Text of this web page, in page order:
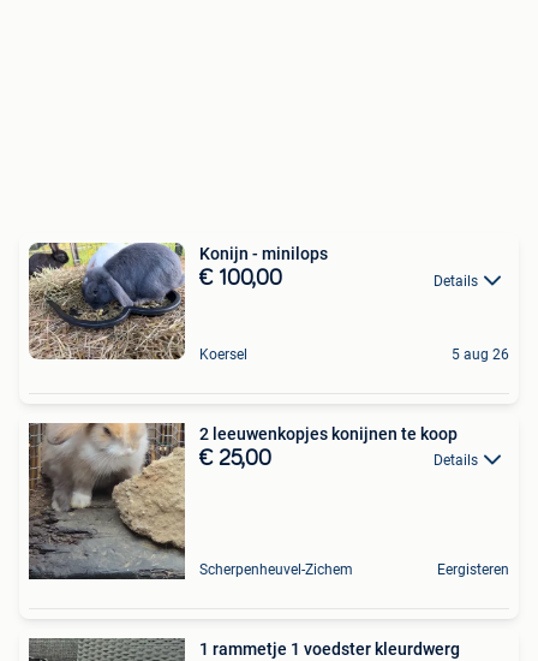
Konijn - minilops
€ 100,00 Details
Koersel 5 aug 26
2 leeuwenkopjes konijnen te koop
€ 25,00 Details
Scherpenheuvel-Zichem Eergisteren
1 rammetje 1 voedster kleurdwerg